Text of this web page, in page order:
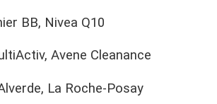
BB, Nivea Q10
Avene Cleanance
La Roche-Posay